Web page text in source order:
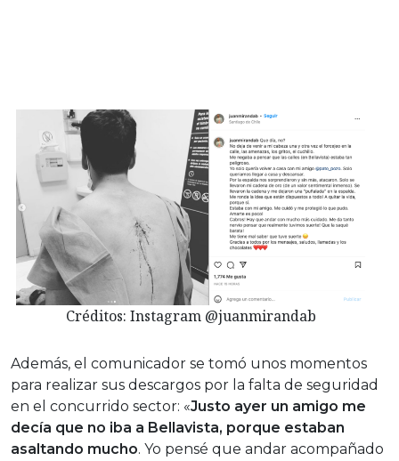
Créditos: Instagram @juanmirandab
Además, el comunicador se tomó unos momentos
para realizar sus descargos por la falta de seguridad
en el concurrido sector: «Justo ayer un amigo me
decía que no iba a Bellavista, porque estaban
asaltando mucho. Yo pensé que andar acompañado